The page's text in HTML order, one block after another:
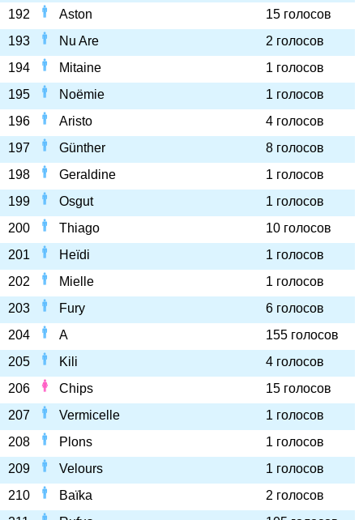
192
Aston
15 голосов
193
Nu Are
2 голосов
194
Mitaine
1 голосов
195
Noëmie
1 голосов
196
Aristo
4 голосов
197
Günther
8 голосов
198
Geraldine
1 голосов
199
Osgut
1 голосов
200
Thiago
10 голосов
201
Heïdi
1 голосов
202
Mielle
1 голосов
203
Fury
6 голосов
204
A
155 голосов
205
Kili
4 голосов
206
Chips
15 голосов
207
Vermicelle
1 голосов
208
Plons
1 голосов
209
Velours
1 голосов
210
Baïka
2 голосов